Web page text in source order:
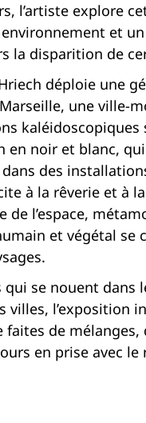
l’artiste explore
et
la disparition de
déploie une
une ville-
kaléidoscopiques
noir et blanc, qui
des
à la rêverie et à
l’espace,
et végétal se
qui se nouent dans
villes, l’exposition
de
en prise avec le